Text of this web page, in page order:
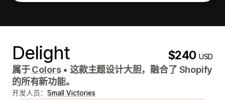
Delight $240USD
属于Colors • 这款主题设计大胆，融合了 Shopify
的所有新功能。
开发人员： Small Victories